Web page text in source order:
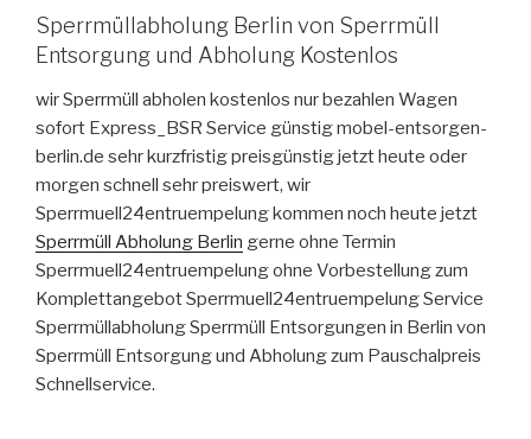
Sperrmüllabholung Berlin von Sperrmüll
Entsorgung und Abholung Kostenlos
wir Sperrmüll abholen kostenlos nur bezahlen Wagen
sofort Express_BSR Service günstig mobel-entsorgen-
berlin.de sehr kurzfristig preisgünstig jetzt heute oder
morgen schnell sehr preiswert, wir
Sperrmuell24entruempelung kommen noch heute jetzt
Sperrmüll Abholung Berlin gerne ohne Termin
Sperrmuell24entruempelung ohne Vorbestellung zum
Komplettangebot Sperrmuell24entruempelung Service
Sperrmüllabholung Sperrmüll Entsorgungen in Berlin von
Sperrmüll Entsorgung und Abholung zum Pauschalpreis
Schnellservice.